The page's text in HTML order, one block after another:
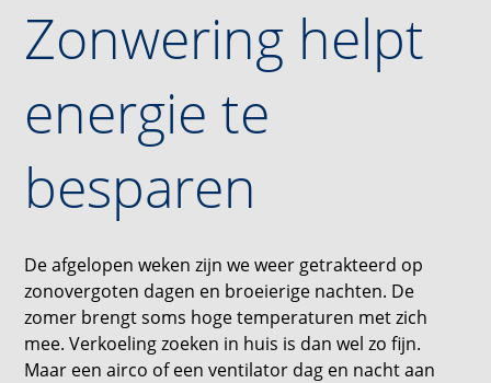
Zonwering helpt
energie te
besparen
De afgelopen weken zijn we weer getrakteerd op
zonovergoten dagen en broeierige nachten. De
zomer brengt soms hoge temperaturen met zich
mee. Verkoeling zoeken in huis is dan wel zo fijn.
Maar een airco of een ventilator dag en nacht aan